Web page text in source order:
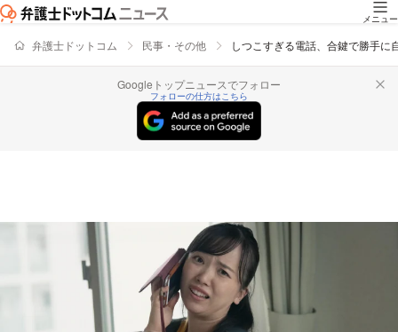
メニュー
弁護士ドットコム 民事・その他 しつこすぎる電話、合鍵で勝手
Googleトップニュースでフォロー
フォローの仕方はこちら